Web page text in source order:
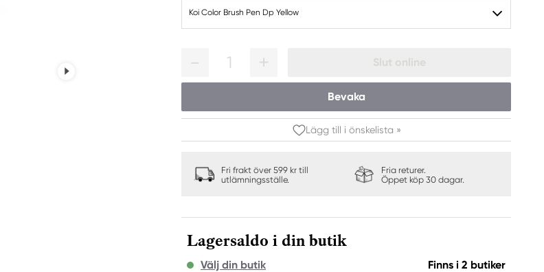
Koi Color Brush Pen Dp Yellow
1 Slut online
Bevaka
Lägg till i önskelista »
Fri frakt över 599 kr till
utlämningsställe.
Fria returer.
Öppet köp 30 dagar.
Lagersaldo i din butik
Välj din butik Finns i 2 butiker